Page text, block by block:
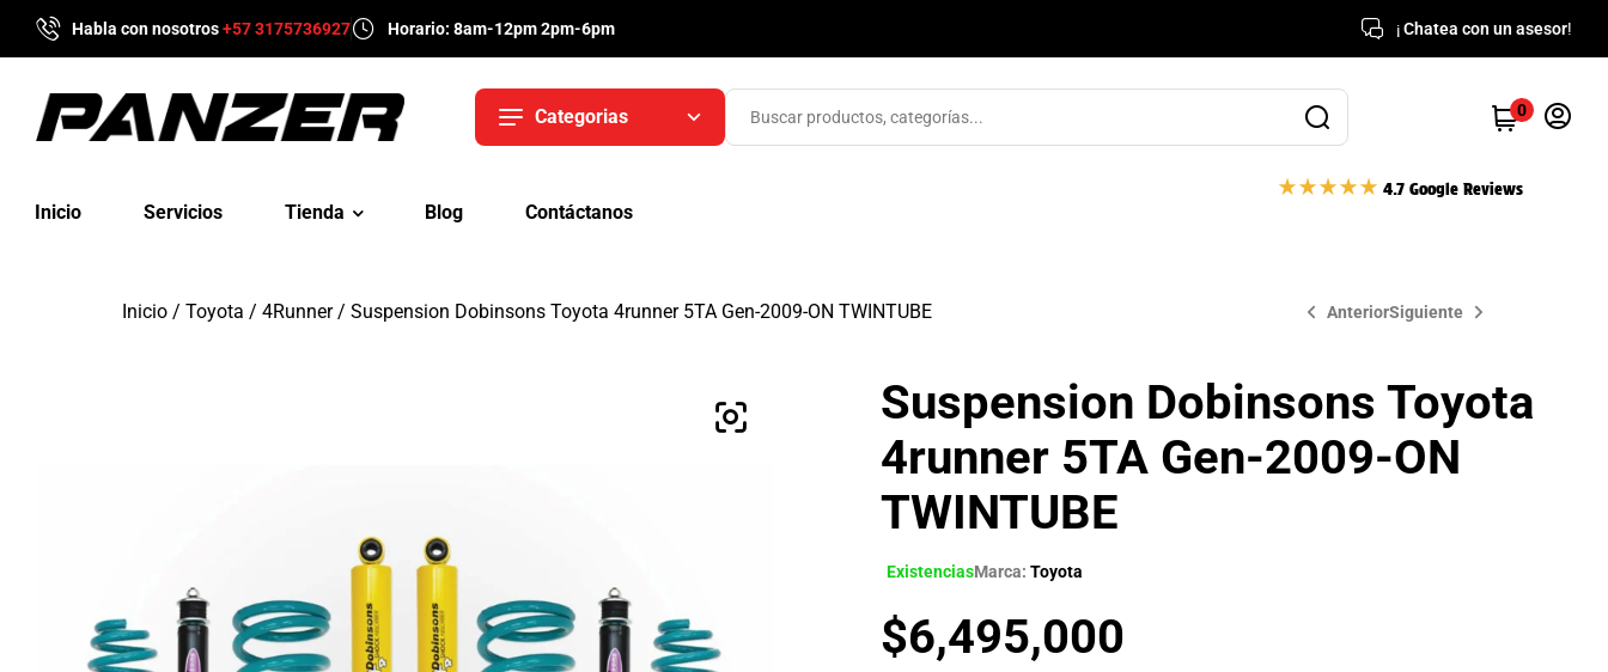
Habla con nosotros+57 3175736927 Horario: 8am-12pm 2pm-6pm ¡Chatea con un asesor!
Categorias 0
Inicio Servicios Tienda Blog Contáctanos
4.7 Google Reviews
Inicio / Toyota / 4Runner/ Suspension Dobinsons Toyota 4runner 5TA Gen-2009-ON TWINTUBE Anterior
$9,795,000
Siguiente
$1,665,000
Suspension Dobinsons Toyota
4runner 5TA Gen-2009-ON
TWINTUBE
ExistenciasMarca:Toyota
$6,495,000